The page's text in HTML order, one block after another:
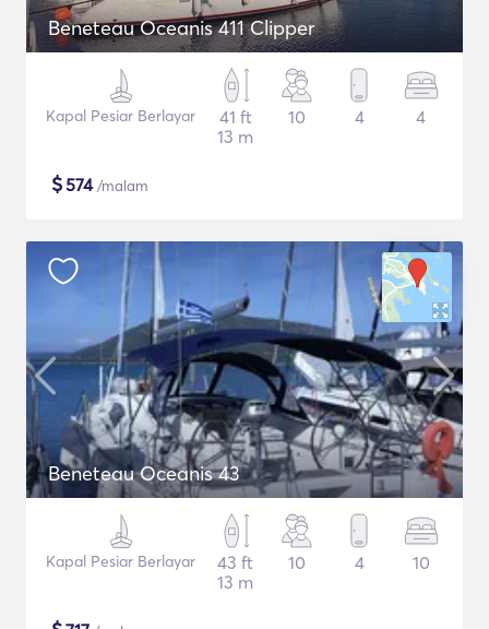
Beneteau Oceanis 411 Clipper
Kapal Pesiar Berlayar
41 ft
13 m
10 4 4
$574/malam
Beneteau Oceanis 43
Kapal Pesiar Berlayar
43 ft
13 m
10 4 10